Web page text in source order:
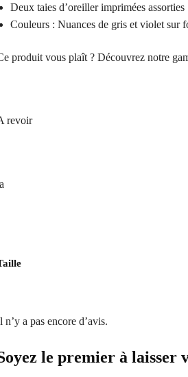
Deux taies d’oreiller imprimées
Couleurs : Nuances de gris et violet sur
produit vous plaît ? Découvrez notre
revoir
n’y a pas encore d’avis.
le premier à laisser